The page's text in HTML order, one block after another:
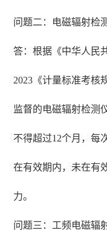
问题二：电磁辐射检
答：根据《中华人民
2023《计量标准考核
监督的电磁辐射检测
不得超过12个月，每
在有效期内，未在有
力。
问题三：工频电磁辐